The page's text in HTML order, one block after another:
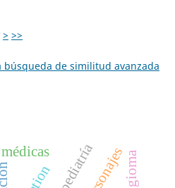
> >>
de similitud avanzada
pediatría